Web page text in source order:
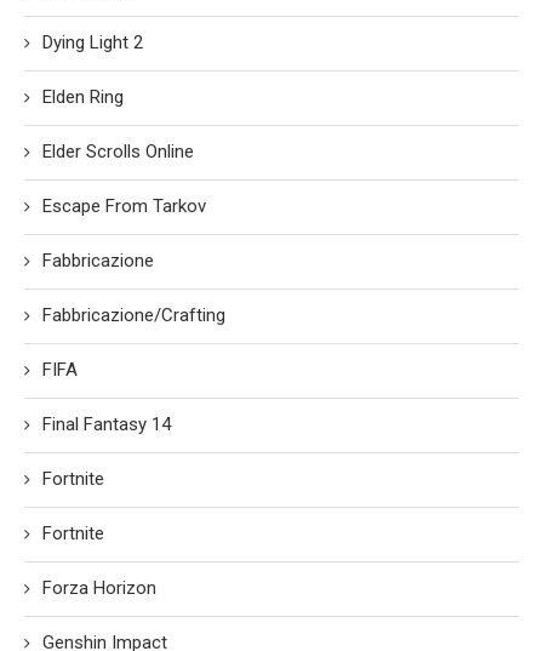
Dying Light 2
Elden Ring
Elder Scrolls Online
Escape From Tarkov
Fabbricazione
Fabbricazione/Crafting
FIFA
Final Fantasy 14
Fortnite
Fortnite
Forza Horizon
Genshin Impact